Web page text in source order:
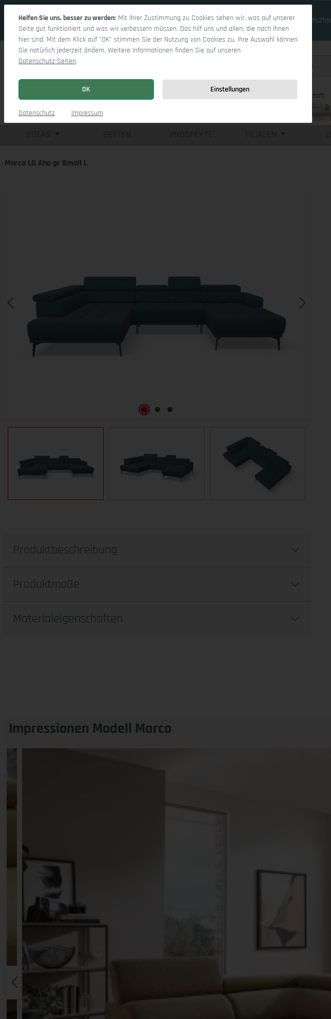
19 Tage 0h:21m:8s
Wohnlandschaft
BETTEN PROSPEKTE FILIALEN
Marco LO Aho gr Small L
Produktbeschreibung
Produktmaße
Materialeigenschaften
Impressionen Modell Marco
Helfen Sie uns, besser zu werden: Mit Ihrer Zustimmung zu Cookies sehen wir, was auf unserer
Seite gut funktioniert und was wir verbessern müssen. Das hilf uns und allen, die nach Ihnen
hier sind. Mit dem Klick auf "OK" stimmen Sie der Nutzung von Cookies zu. Ihre Auswahl können
Sie natürlich jederzeit ändern. Weitere Informationen finden Sie auf unseren
Datenschutz-Seiten.
OK Einstellungen
Datenschutz Impressum